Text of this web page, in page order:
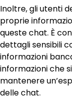
Inoltre, gli utenti
proprie
queste chat. È
dettagli sensibili
informazioni
informazioni che
mantenere
delle chat.